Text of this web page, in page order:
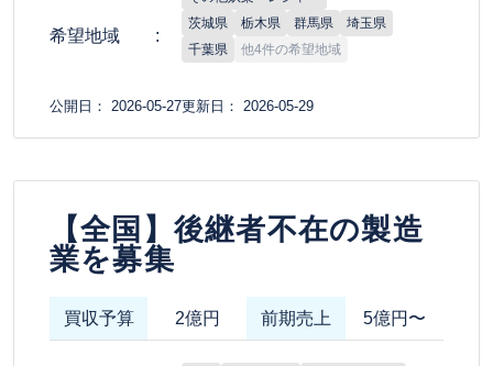
希望地域
茨城県 栃木県 群馬県
埼玉県
千葉県
他4件の希望地域
公開日： 2026-05-27更新日： 2026-05-29
【全国】後継者不在の製造
業を募集
買収予算 2億円 前期売上 5億円〜